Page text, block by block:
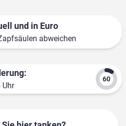
und in Euro
abweichen
Uhr